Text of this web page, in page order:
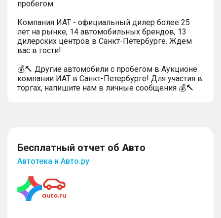
пробегом
Компания ИАТ - официальный дилер более 25
лет на рынке, 14 автомобильных брендов, 13
дилерских центров в Санкт-Петербурге. Ждем
вас в гости!
💰🔨 Другие автомобили с пробегом в Аукционе
компании ИАТ в Санкт-Петербурге! Для участия в
торгах, напишите нам в личные сообщения 💰🔨
Бесплатный отчет об Авто
Автотека и Авто.ру